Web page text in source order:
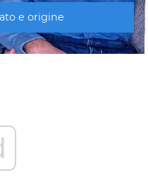
e origine